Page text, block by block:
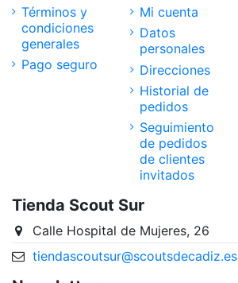
Términos y
condiciones
generales
Pago seguro
Mi cuenta
Datos
personales
Direcciones
Historial de
pedidos
Seguimiento
de pedidos
de clientes
invitados
Tienda Scout Sur
Calle Hospital de Mujeres, 26
tiendascoutsur@scoutsdecadiz.es